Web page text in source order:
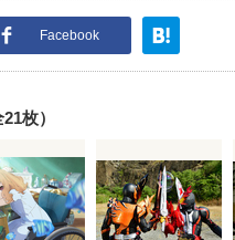
Facebook
枚）